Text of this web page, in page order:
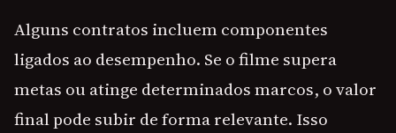
Alguns contratos incluem componentes
ligados ao desempenho. Se o filme supera
metas ou atinge determinados marcos, o valor
final pode subir de forma relevante. Isso